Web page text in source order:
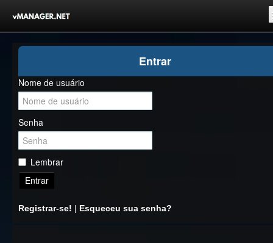
Competições
Comunidade
Notícias
Clubes Livres
Entrar
Nome de usuário
Senha
Lembrar
Entrar
Registrar-se! | Esqueceu sua senha?